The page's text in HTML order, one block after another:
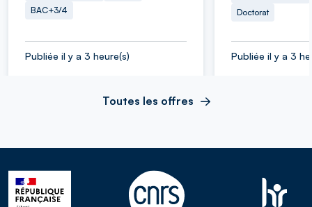
BAC+3/4
Publiée il y a 3 heure(s)
Doctorat
Publiée il y a 3
Toutes les offres